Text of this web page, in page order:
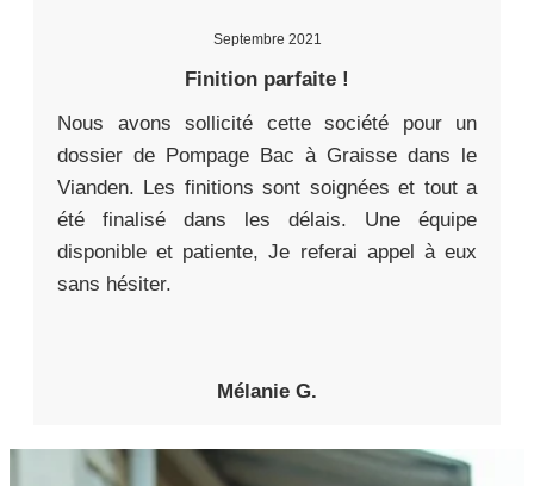
Septembre 2021
Finition parfaite !
Nous avons sollicité cette société pour un
dossier de Pompage Bac à Graisse dans le
Vianden. Les finitions sont soignées et tout a
été finalisé dans les délais. Une équipe
disponible et patiente, Je referai appel à eux
sans hésiter.
Mélanie G.